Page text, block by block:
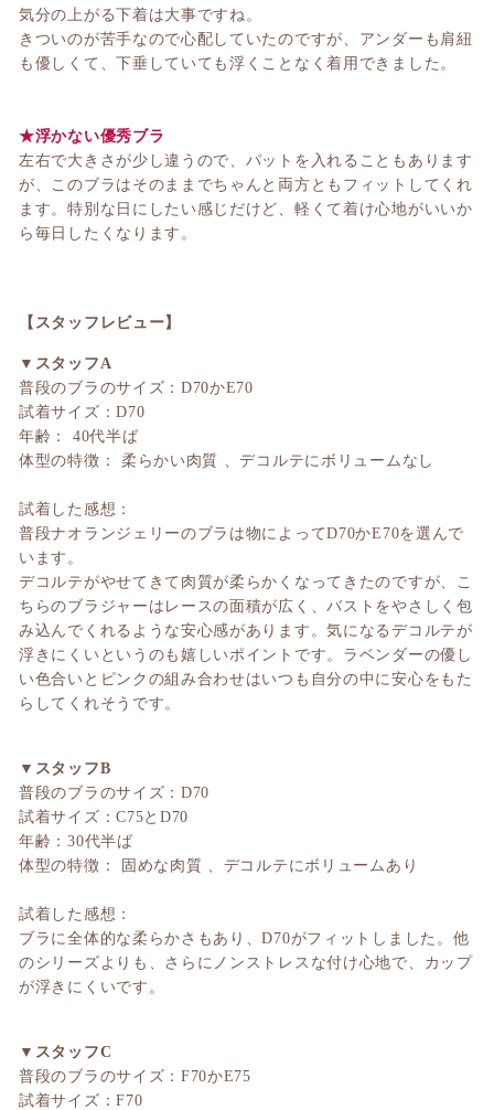
気分の上がる下着は大事ですね。
きついのが苦手なので心配していたのですが、アンダーも肩紐
も優しくて、下垂していても浮くことなく着用できました。
★浮かない優秀ブラ
左右で大きさが少し違うので、パットを入れることもあります
が、このブラはそのままでちゃんと両方ともフィットしてくれ
ます。特別な日にしたい感じだけど、軽くて着け心地がいいか
ら毎日したくなります。
【スタッフレビュー】
▼スタッフA
普段のブラのサイズ：D70かE70
試着サイズ：D70
年齢： 40代半ば
体型の特徴： 柔らかい肉質 、デコルテにボリュームなし
試着した感想：
普段ナオランジェリーのブラは物によってD70かE70を選んで
います。
デコルテがやせてきて肉質が柔らかくなってきたのですが、こ
ちらのブラジャーはレースの面積が広く、バストをやさしく包
み込んでくれるような安心感があります。気になるデコルテが
浮きにくいというのも嬉しいポイントです。ラベンダーの優し
い色合いとピンクの組み合わせはいつも自分の中に安心をもた
らしてくれそうです。
▼スタッフB
普段のブラのサイズ：D70
試着サイズ：C75とD70
年齢：30代半ば
体型の特徴： 固めな肉質 、デコルテにボリュームあり
試着した感想：
ブラに全体的な柔らかさもあり、D70がフィットしました。他
のシリーズよりも、さらにノンストレスな付け心地で、カップ
が浮きにくいです。
▼スタッフC
普段のブラのサイズ：F70かE75
試着サイズ：F70